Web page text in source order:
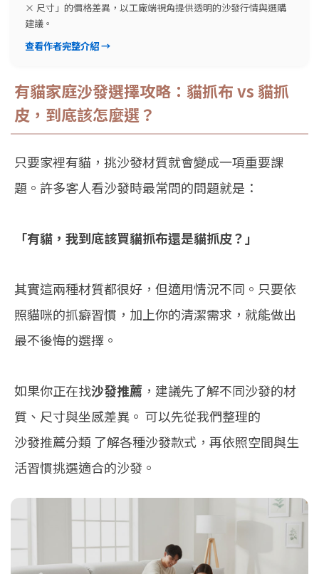
× 尺寸」的價格差異，以工廠端視角提供透明的沙發行情與選購
建議。
查看作者完整介紹 →
有貓家庭沙發選擇攻略：貓抓布 vs 貓抓
皮，到底該怎麼選？
只要家裡有貓，挑沙發材質就會變成一項重要課
題。許多客人看沙發時最常問的問題就是：
「有貓，我到底該買貓抓布還是貓抓皮？」
其實這兩種材質都很好，但適用情況不同。只要依
照貓咪的抓癖習慣，加上你的清潔需求，就能做出
最不後悔的選擇。
如果你正在找沙發推薦 ，建議先了解不同沙發的材
質、尺寸與坐感差異。 可以先從我們整理的
沙發推薦分類 了解各種沙發款式，再依照空間與生
活習慣挑選適合的沙發。